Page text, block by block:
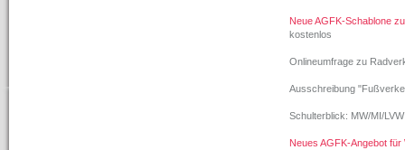
Neue AGFK-Schablone
kostenlos
Onlineumfrage zu
Ausschreibung
Schulterblick: MW/MI/
Neues AGFK-Angebot